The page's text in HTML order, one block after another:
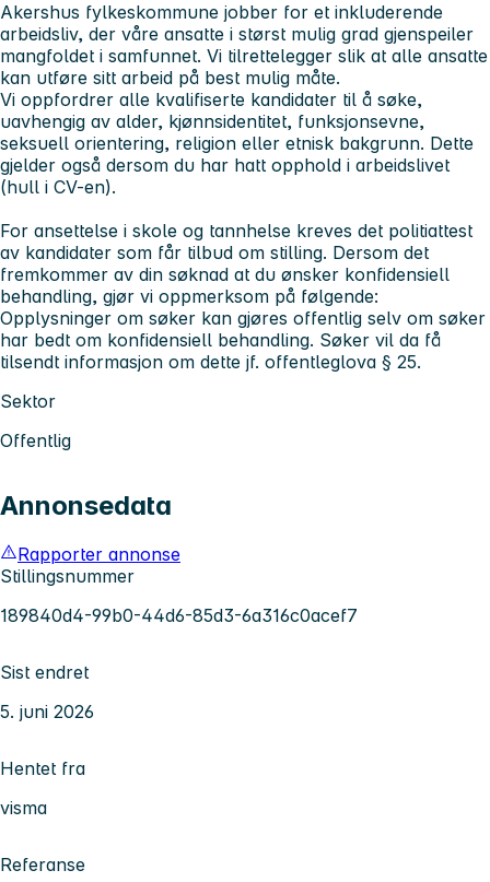
Akershus fylkeskommune jobber for et inkluderende
arbeidsliv, der våre ansatte i størst mulig grad gjenspeiler
mangfoldet i samfunnet. Vi tilrettelegger slik at alle ansatte
kan utføre sitt arbeid på best mulig måte.
Vi oppfordrer alle kvalifiserte kandidater til å søke,
uavhengig av alder, kjønnsidentitet, funksjonsevne,
seksuell orientering, religion eller etnisk bakgrunn. Dette
gjelder også dersom du har hatt opphold i arbeidslivet
(hull i CV-en).
For ansettelse i skole og tannhelse kreves det politiattest
av kandidater som får tilbud om stilling. Dersom det
fremkommer av din søknad at du ønsker konfidensiell
behandling, gjør vi oppmerksom på følgende:
Opplysninger om søker kan gjøres offentlig selv om søker
har bedt om konfidensiell behandling. Søker vil da få
tilsendt informasjon om dette jf. offentleglova § 25.
Sektor
Offentlig
Annonsedata
Rapporter annonse
Stillingsnummer
189840d4-99b0-44d6-85d3-6a316c0acef7
Sist endret
5. juni 2026
Hentet fra
visma
Referanse